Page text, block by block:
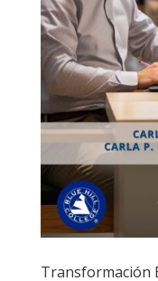
Transformación